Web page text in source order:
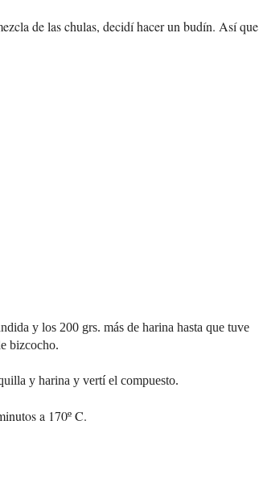
de las chulas, decidí hacer un budín. Así que
y los 200 grs. más de harina hasta que tuve
bizcocho.
y harina y vertí el compuesto.
a 170º C.